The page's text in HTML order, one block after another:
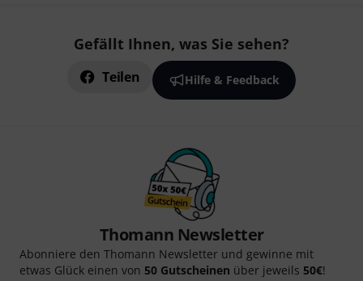
Gefällt Ihnen, was Sie sehen?
Teilen Hilfe & Feedback
Thomann Newsletter
Abonniere den Thomann Newsletter und gewinne mit
etwas Glück einen von 50 Gutscheinen über jeweils 50€!